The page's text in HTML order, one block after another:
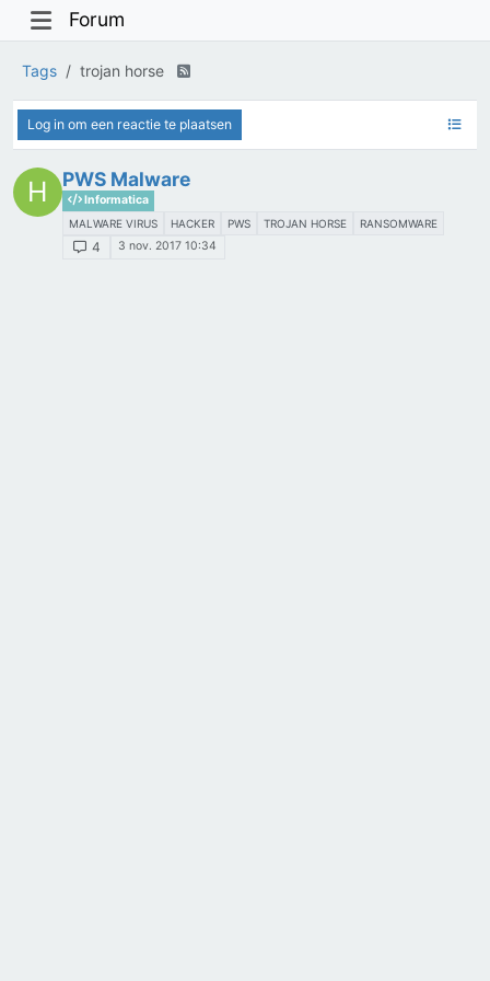
Forum
Tags trojan horse
Log in om een reactie te plaatsen
H PWS Malware
Informatica
MALWARE VIRUS HACKER PWS TROJAN HORSE RANSOMWARE
4 3 nov. 2017 10:34